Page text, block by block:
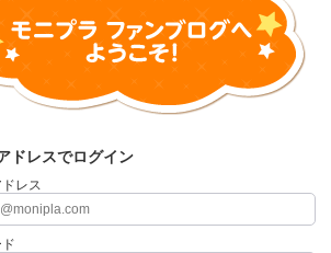
ドレスでログイン
レス